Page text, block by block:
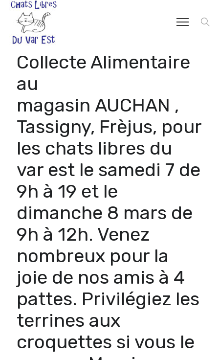
Collecte Alimentaire
au
magasin AUCHAN ,
Tassigny, Frèjus, pour
les chats libres du
var est le samedi 7 de
9h à 19 et le
dimanche 8 mars de
9h à 12h. Venez
nombreux pour la
joie de nos amis à 4
pattes. Privilégiez les
terrines aux
croquettes si vous le